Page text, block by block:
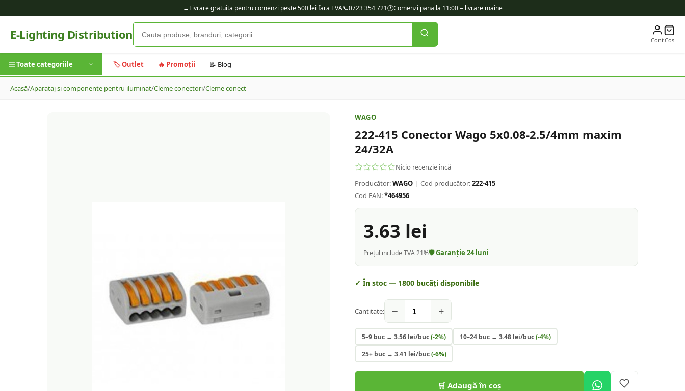
→Livrare gratuita pentru comenzi peste 500 lei fara TVA📞0723 354 721🕐Comenzi pana la 11:00 = livrare maine
E-Lighting Distribution ContCoș
Toate categoriile 🏷️ Outlet 🔥 Promoții 📝 Blog
Acasă/Aparataj si componente pentru iluminat/Cleme conectori/Cleme conect
WAGO
222-415 Conector Wago 5x0.08-2.5/4mm maxim
24/32A
Nicio recenzie încă
Producător:WAGO | Cod producător:222-415
Cod EAN:*464956
3.63 lei
Prețul include TVA 21%🛡️ Garanție 24luni
✓ În stoc — 1800 bucăți disponibile
Cantitate: − +
5–9 buc→ 3.56lei/buc(-2%) 10–24 buc→ 3.48lei/buc(-4%)
25+ buc→ 3.41 lei/buc(-6%)
🛒 Adaugă în coș